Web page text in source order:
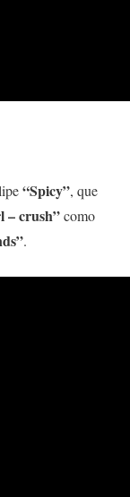
“Spicy”, que
– crush”como
.